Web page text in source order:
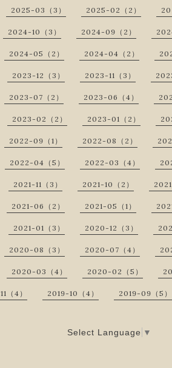
2025-03（3） 2025-02（2）
2024-10（3） 2024-09（2）
2024-05（2） 2024-04（2）
2023-12（3） 2023-11（3）
2023-07（2） 2023-06（4）
2023-02（2） 2023-01（2）
2022-09（1） 2022-08（2）
2022-04（5） 2022-03（4）
2021-11（3） 2021-10（2）
2021-06（2） 2021-05（1）
2021-01（3） 2020-12（3）
2020-08（3） 2020-07（4）
2020-03（4） 2020-02（5）
（4） 2019-10（4） 2019-09（5）
Select Language ▼